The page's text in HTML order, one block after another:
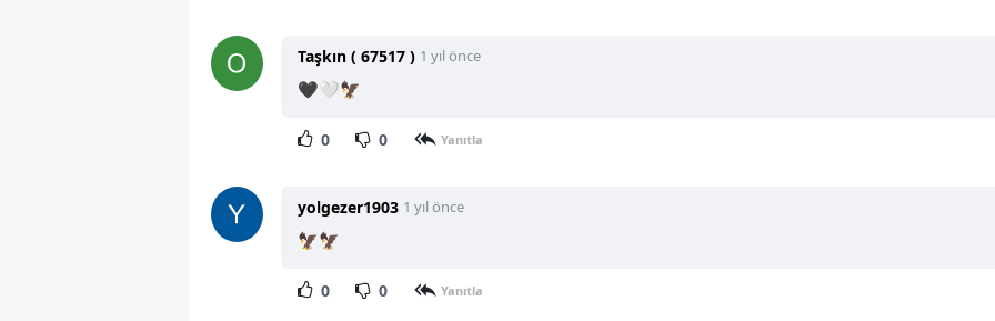
Taşkın ( 67517 ) 1 yıl önce
🖤🤍🦅
0 0 Yanıtla
yolgezer1903 1 yıl önce
🦅🦅
0 0 Yanıtla